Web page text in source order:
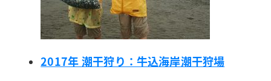
2017年 潮干狩り：牛込海岸潮干狩場